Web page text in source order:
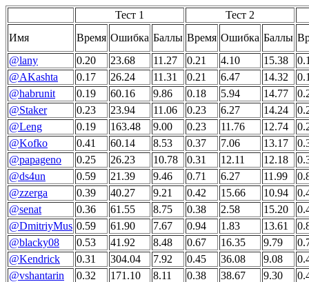
Тест 1
Тест 2
Имя
Время Ошибка Баллы Время Ошибка Баллы
@lany
0.20 23.68 11.27 0.21 4.10 15.38
@AKashta
0.17 26.24 11.31 0.21 6.47 14.32
@habrunit
0.19 60.16 9.86 0.18 5.94 14.77
@Staker
0.23 23.94 11.06 0.23 6.27 14.24
@Leng
0.19 163.48 9.00 0.23 11.76 12.74
@Kofko
0.41 60.14 8.53 0.37 7.06 13.17
@papageno
0.25 26.23 10.78 0.31 12.11 12.18
@ds4un
0.59 21.39 9.46 0.71 6.27 11.99
@zzerga
0.39 40.27 9.21 0.42 15.66 10.94
@senat
0.36 61.55 8.75 0.38 2.58 15.20
@DmitriyMus 0.59 61.90 7.67 0.94 1.83 13.61
@blacky08
0.53 41.92 8.48 0.67 16.35 9.79
@Kendrick
0.31 304.04 7.92 0.45 36.08 9.08
@vshantarin
0.32 171.10 8.11 0.38 38.67 9.30